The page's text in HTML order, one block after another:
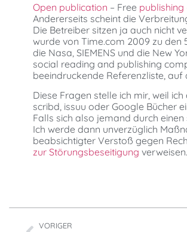
Open publication – Free publishing
Andererseits scheint die
Die Betreiber sitzen ja auch nicht
wurde von Time.com 2009 zu den
die Nasa, SIEMENS und die New
social reading and publishing
beeindruckende Referenzliste, auf
Diese Fragen stelle ich mir, weil
scribd, issuu oder Google Bücher
Falls sich also jemand durch
Ich werde dann unverzüglich
beabsichtigter Verstoß gegen
zur Störungsbeseitigung verweisen.
VORIGER